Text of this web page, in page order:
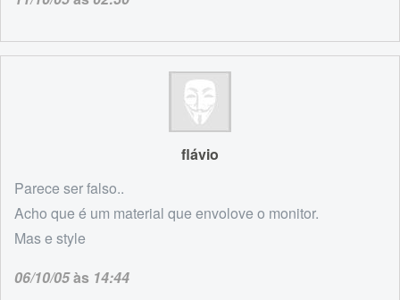
flávio
Parece ser falso..
Acho que é um material que envolove o monitor.
Mas e style
06/10/05às 14:44